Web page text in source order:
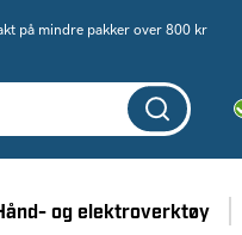
på mindre pakker over 800 kr
og elektroverktøy